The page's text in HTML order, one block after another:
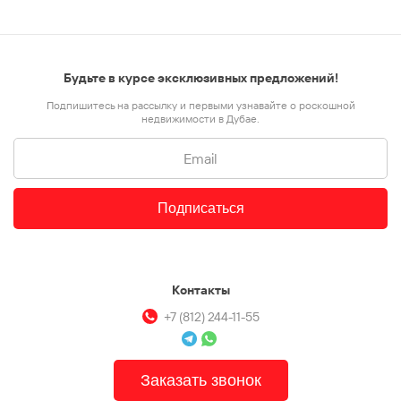
Контакты
+7 (812) 244-11-55
Заказать звонок
Будьте в курсе эксклюзивных предложений!
Подпишитесь на рассылку и первыми узнавайте о роскошной
недвижимости в Дубае.
Подписаться